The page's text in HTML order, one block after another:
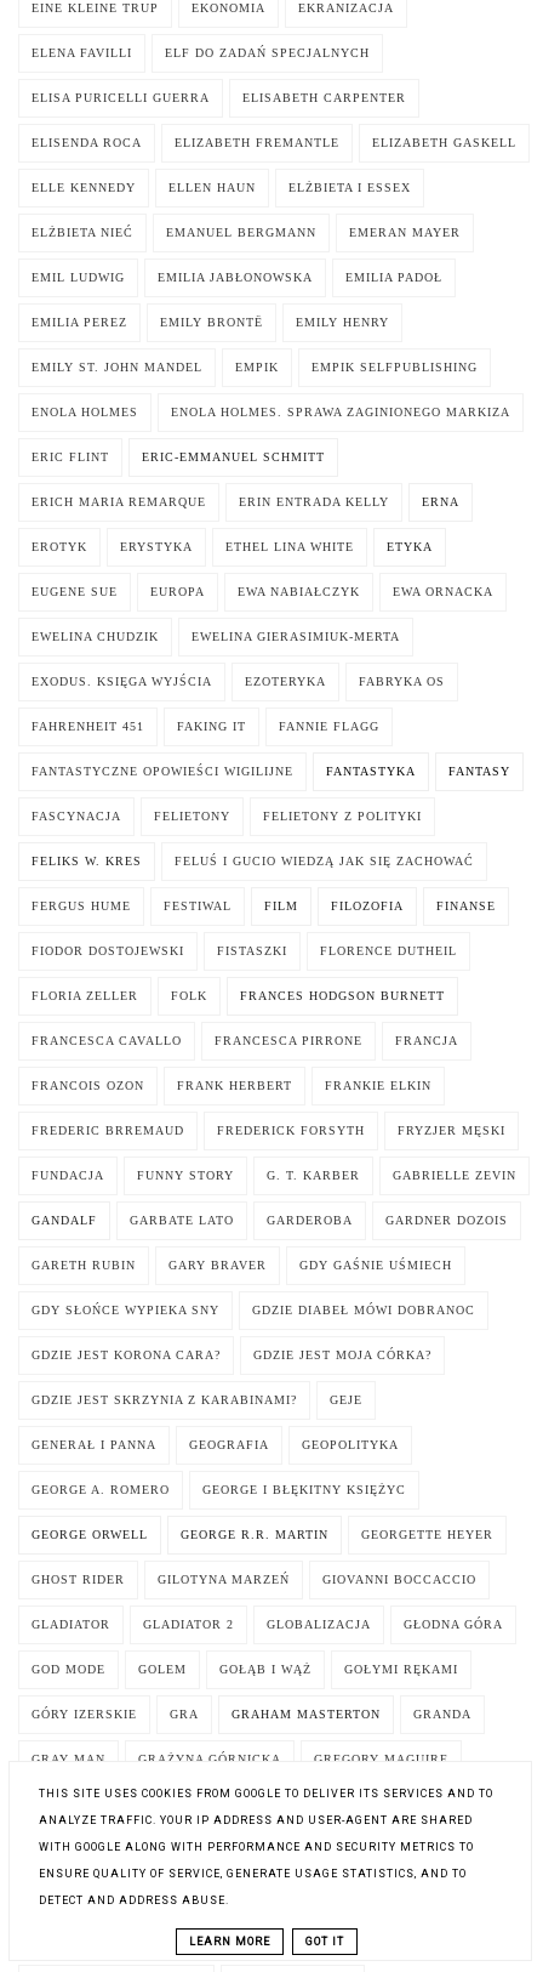
EINE KLEINE TRUP EKONOMIA EKRANIZACJA
ELENA FAVILLI ELF DO ZADAŃ SPECJALNYCH
ELISA PURICELLI GUERRA ELISABETH CARPENTER
ELISENDA ROCA ELIZABETH FREMANTLE ELIZABETH GASKELL
ELLE KENNEDY ELLEN HAUN ELŻBIETA I ESSEX
ELŻBIETA NIEĆ EMANUEL BERGMANN EMERAN MAYER
EMIL LUDWIG EMILIA JABŁONOWSKA EMILIA PADOŁ
EMILIA PEREZ EMILY BRONTË EMILY HENRY
EMILY ST. JOHN MANDEL EMPIK EMPIK SELFPUBLISHING
ENOLA HOLMES ENOLA HOLMES. SPRAWA ZAGINIONEGO MARKIZA
ERIC FLINT ERIC-EMMANUEL SCHMITT
ERICH MARIA REMARQUE ERIN ENTRADA KELLY ERNA
EROTYK ERYSTYKA ETHEL LINA WHITE ETYKA
EUGENE SUE EUROPA EWA NABIAŁCZYK EWA ORNACKA
EWELINA CHUDZIK EWELINA GIERASIMIUK-MERTA
EXODUS. KSIĘGA WYJŚCIA EZOTERYKA FABRYKA OS
FAHRENHEIT 451 FAKING IT FANNIE FLAGG
FANTASTYCZNE OPOWIEŚCI WIGILIJNE FANTASTYKA FANTASY
FASCYNACJA FELIETONY FELIETONY Z POLITYKI
FELIKS W. KRES FELUŚ I GUCIO WIEDZĄ JAK SIĘ ZACHOWAĆ
FERGUS HUME FESTIWAL FILM FILOZOFIA FINANSE
FIODOR DOSTOJEWSKI FISTASZKI FLORENCE DUTHEIL
FLORIA ZELLER FOLK FRANCES HODGSON BURNETT
FRANCESCA CAVALLO FRANCESCA PIRRONE FRANCJA
FRANCOIS OZON FRANK HERBERT FRANKIE ELKIN
FREDERIC BRREMAUD FREDERICK FORSYTH FRYZJER MĘSKI
FUNDACJA FUNNY STORY G. T. KARBER GABRIELLE ZEVIN
GANDALF GARBATE LATO GARDEROBA GARDNER DOZOIS
GARETH RUBIN GARY BRAVER GDY GAŚNIE UŚMIECH
GDY SŁOŃCE WYPIEKA SNY GDZIE DIABEŁ MÓWI DOBRANOC
GDZIE JEST KORONA CARA? GDZIE JEST MOJA CÓRKA?
GDZIE JEST SKRZYNIA Z KARABINAMI? GEJE
GENERAŁ I PANNA GEOGRAFIA GEOPOLITYKA
GEORGE A. ROMERO GEORGE I BŁĘKITNY KSIĘŻYC
GEORGE ORWELL GEORGE R.R. MARTIN GEORGETTE HEYER
GHOST RIDER GILOTYNA MARZEŃ GIOVANNI BOCCACCIO
GLADIATOR GLADIATOR 2 GLOBALIZACJA GŁODNA GÓRA
GOD MODE GOLEM GOŁĄB I WĄŻ GOŁYMI RĘKAMI
GÓRY IZERSKIE GRA GRAHAM MASTERTON GRANDA
GRAY MAN GRAŻYNA GÓRNICKA GREGORY MAGUIRE
GRZECHY SĄSIADÓW GRZEGORZ BOBIN GRZEGORZ JUSZCZAK
GRZEGORZ MUSIAŁ GRZEGORZ WIELGUS
GRZESZNIK NAWRÓCONY GUCIO SIĘ DENERWUJE
THIS SITE USES COOKIES FROM GOOGLE TO DELIVER ITS SERVICES AND TO
ANALYZE TRAFFIC. YOUR IP ADDRESS AND USER-AGENT ARE SHARED
WITH GOOGLE ALONG WITH PERFORMANCE AND SECURITY METRICS TO
ENSURE QUALITY OF SERVICE, GENERATE USAGE STATISTICS, AND TO
DETECT AND ADDRESS ABUSE.
LEARN MORE GOT IT